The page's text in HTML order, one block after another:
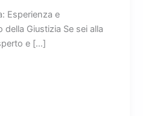
Esperienza e
Giustizia Se sei alla
e […]